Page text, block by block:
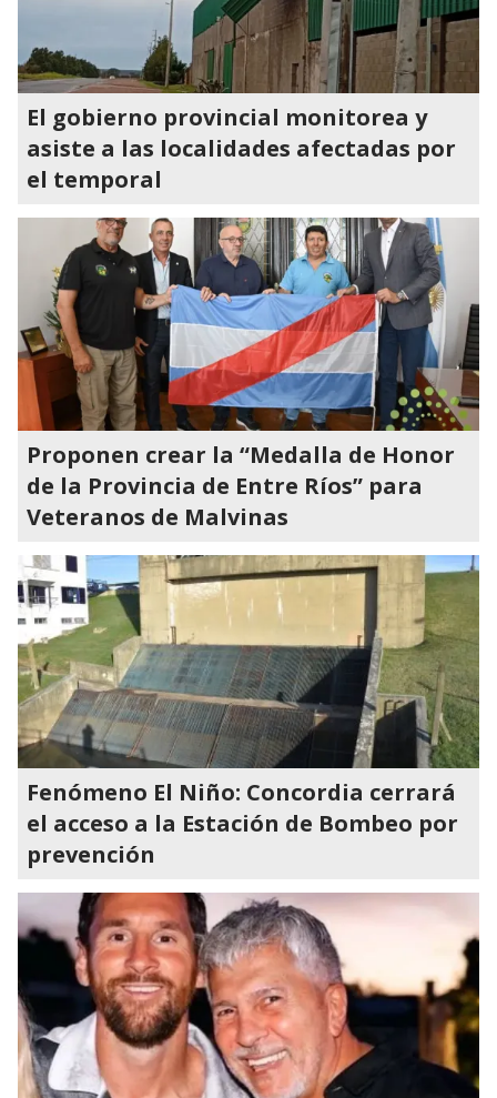
El gobierno provincial monitorea y
asiste a las localidades afectadas por
el temporal
Proponen crear la “Medalla de Honor
de la Provincia de Entre Ríos” para
Veteranos de Malvinas
Fenómeno El Niño: Concordia cerrará
el acceso a la Estación de Bombeo por
prevención